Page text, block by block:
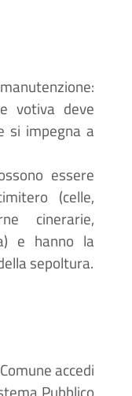
votiva deve
si impegna a
essere
(celle,
cinerarie,
e hanno la
sepoltura.
accedi